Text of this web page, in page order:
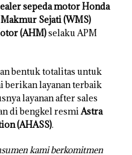
sepeda motor Honda
Makmur Sejati (WMS)
(AHM)selaku APM
bentuk totalitas untuk
berikan layanan terbaik
layanan after sales
di bengkel resmiAstra
(AHASS).
kami berkomitmen